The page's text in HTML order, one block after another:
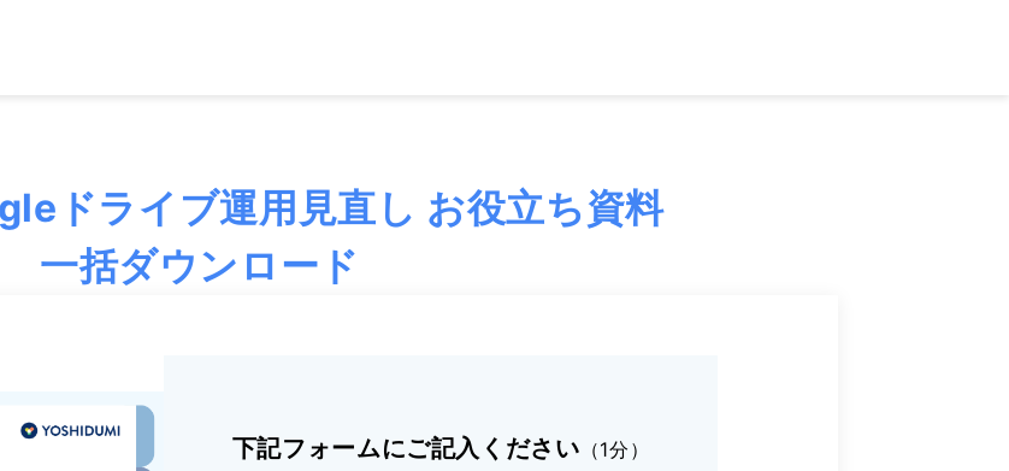
ドライブ運用見直し お役立ち資料
一括ダウンロード
下記フォームにご記入ください （1分）